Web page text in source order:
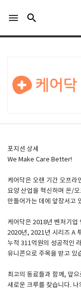
SPACE 소개
기사문의
menu search
포지션 상세
We Make Care Better!
케어닥은 오랜 기간 오프라
요양 산업을 혁신하며 온/
만들어가는 데에 앞장서고
케어닥은 2018년 벤처기
2020년, 2021년 시리즈 A
누적 311억원의 성공적인
유니콘으로 주목을 받고 있
최고의 동료들과 함께, 앞
새로운 크루를 찾습니다.